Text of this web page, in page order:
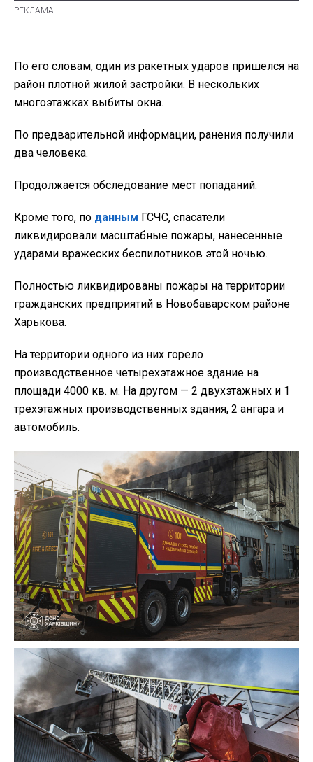
По его словам, один из ракетных ударов пришелся на
район плотной жилой застройки. В нескольких
многоэтажках выбиты окна.
По предварительной информации, ранения получили
два человека.
Продолжается обследование мест попаданий.
Кроме того, по данным ГСЧС, спасатели
ликвидировали масштабные пожары, нанесенные
ударами вражеских беспилотников этой ночью.
Полностью ликвидированы пожары на территории
гражданских предприятий в Новобаварском районе
Харькова.
На территории одного из них горело
производственное четырехэтажное здание на
площади 4000 кв. м. На другом — 2 двухэтажных и 1
трехэтажных производственных здания, 2 ангара и
автомобиль.